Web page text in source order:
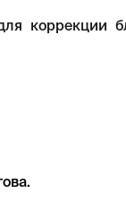
коррекции